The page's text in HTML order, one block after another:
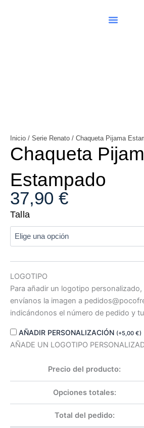
Inicio / Serie Renato / Chaqueta Pijama
Chaqueta
Estampado
37,90 €
Talla
LOGOTIPO
Para añadir un logotipo
envíanos la imagen a
indicándonos el número de pedido y
AÑADIR PERSONALIZACIÓN (+5,00 €)
AÑADE UN LOGOTIPO
Precio del producto:
Opciones totales:
Total del pedido: